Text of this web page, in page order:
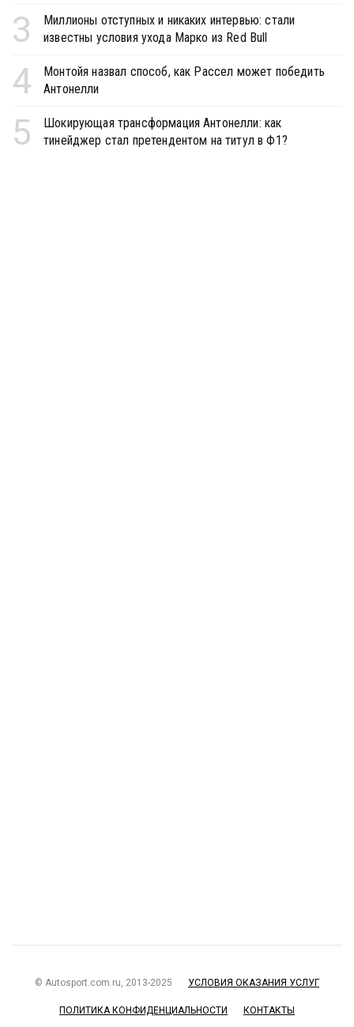
3
Миллионы отступных и никаких интервью: стали
известны условия ухода Марко из Red Bull
4
Монтойя назвал способ, как Рассел может победить
Антонелли
5
Шокирующая трансформация Антонелли: как
тинейджер стал претендентом на титул в Ф1?
© Autosport.com.ru, 2013-2025 УСЛОВИЯ ОКАЗАНИЯ УСЛУГ
ПОЛИТИКА КОНФИДЕНЦИАЛЬНОСТИ КОНТАКТЫ